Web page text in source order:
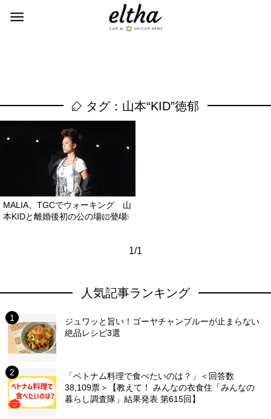
タグ：山本“KID”徳郁
MALIA、TGCでウォーキング 山
本KIDと離婚後初の公の場に登場
2009.09.05
1/1
人気記事ランキング
ジュワッと旨い！ゴーヤチャンプルーが止まらない
絶品レシピ3選
「ベトナム料理で食べたいのは？」＜回答数
38,109票＞【教えて！ みんなの衣食住「みんなの
暮らし調査隊」結果発表 第615回】